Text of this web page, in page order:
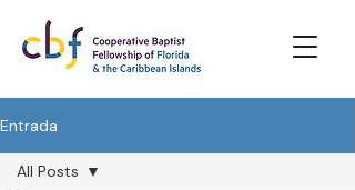
Entrada
All Posts